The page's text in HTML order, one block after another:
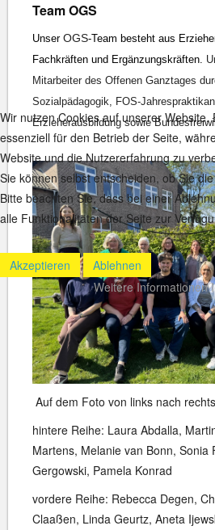
Team OGS
Unser OGS-Team besteht aus
Fachkräften und Ergänzungskräften.
Mitarbeiter des Offenen Ganztages
Sozialpädagogik, FOS-
Erzieherausbildung sowie
Auf dem Foto von links nach
hintere Reihe: Laura Abdalla,
Martens, Melanie van Bonn, Sonia
Gergowski, Pamela Konrad
vordere Reihe: Rebecca Degen,
Claaßen, Linda Geurtz, Aneta
Wir nutzen Cookies auf unserer Website.
essenziell für den Betrieb der Seite,
Website und die Nutzererfahrung zu
Sie können selbst entscheiden, ob Sie
Bitte beachten Sie, dass bei einer
alle Funktionalitäten der Seite zur
Akzeptieren
Ablehnen
Weitere Informationen